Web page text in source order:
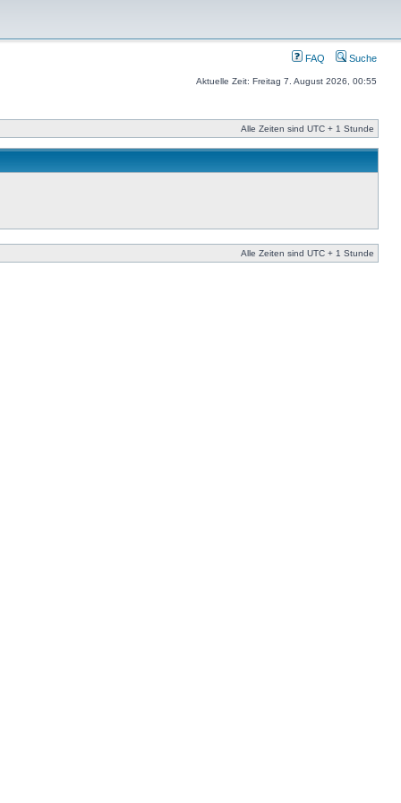
FAQ Suche
Aktuelle Zeit: Freitag 7. August 2026, 00:55
Alle Zeiten sind UTC + 1 Stunde
Alle Zeiten sind UTC + 1 Stunde